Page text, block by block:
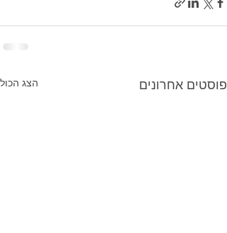
פוסטים אחרונים הצג הכול